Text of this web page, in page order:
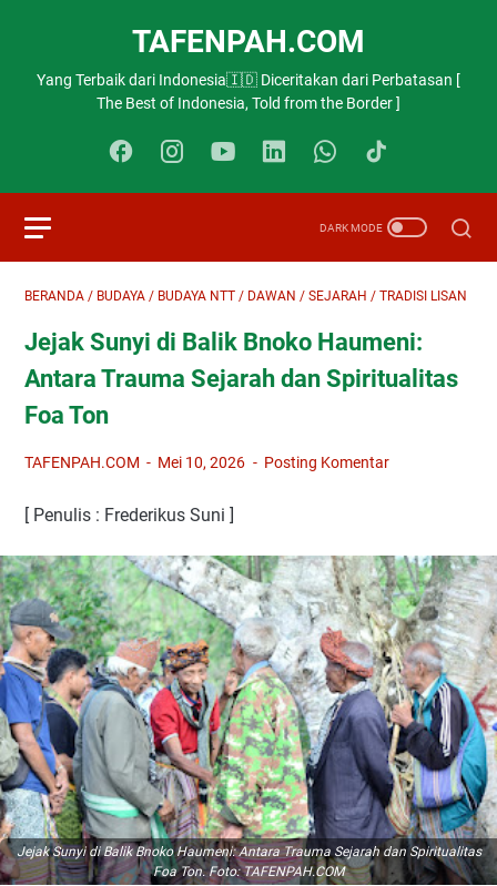
TAFENPAH.COM
Yang Terbaik dari Indonesia🇮🇩 Diceritakan dari Perbatasan [
The Best of Indonesia, Told from the Border ]
BERANDA / BUDAYA / BUDAYA NTT / DAWAN / SEJARAH / TRADISI LISAN
Jejak Sunyi di Balik Bnoko Haumeni:
Antara Trauma Sejarah dan Spiritualitas
Foa Ton
TAFENPAH.COM Mei 10, 2026 Posting Komentar
[ Penulis : Frederikus Suni ]
Jejak Sunyi di Balik Bnoko Haumeni: Antara Trauma Sejarah dan Spiritualitas
Foa Ton. Foto: TAFENPAH.COM